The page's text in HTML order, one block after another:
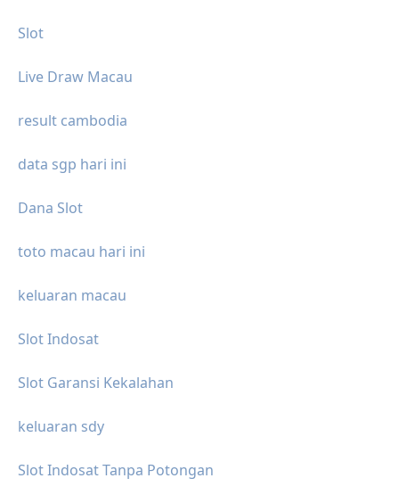
Slot
Live Draw Macau
result cambodia
data sgp hari ini
Dana Slot
toto macau hari ini
keluaran macau
Slot Indosat
Slot Garansi Kekalahan
keluaran sdy
Slot Indosat Tanpa Potongan